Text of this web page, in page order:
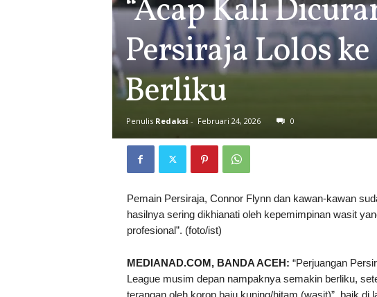
“Acap Kali
Persiraja Lolos
Berliku
Penulis Redaksi - Februari 24, 2026 0
Pemain Persiraja, Connor Flynn dan kawan-kawan
hasilnya sering dikhianati oleh kepemimpinan wasit
profesional”. (foto/ist)
MEDIANAD.COM, BANDA ACEH: “Perjuangan
League musim depan nampaknya semakin berliku,
terangan oleh korop baju kuning/hitam (wasit)”, baik di